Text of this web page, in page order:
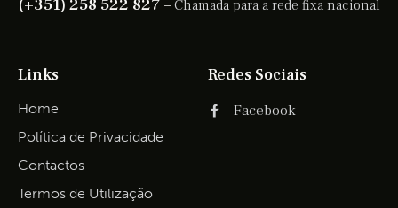
(+351) 258 522 827 – Chamada para a rede fixa nacional
Links
Home
Política de Privacidade
Contactos
Termos de Utilização
Redes Sociais
Facebook